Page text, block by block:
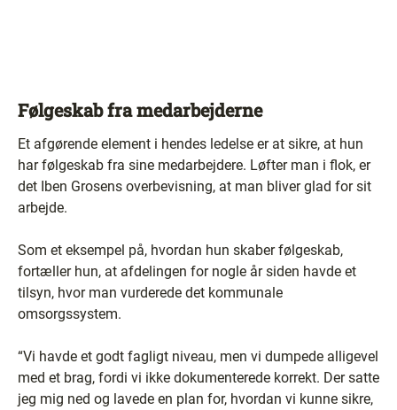
Følgeskab fra medarbejderne
Et afgørende element i hendes ledelse er at sikre, at hun
har følgeskab fra sine medarbejdere. Løfter man i flok, er
det Iben Grosens overbevisning, at man bliver glad for sit
arbejde.
Som et eksempel på, hvordan hun skaber følgeskab,
fortæller hun, at afdelingen for nogle år siden havde et
tilsyn, hvor man vurderede det kommunale
omsorgssystem.
“Vi havde et godt fagligt niveau, men vi dumpede alligevel
med et brag, fordi vi ikke dokumenterede korrekt. Der satte
jeg mig ned og lavede en plan for, hvordan vi kunne sikre,